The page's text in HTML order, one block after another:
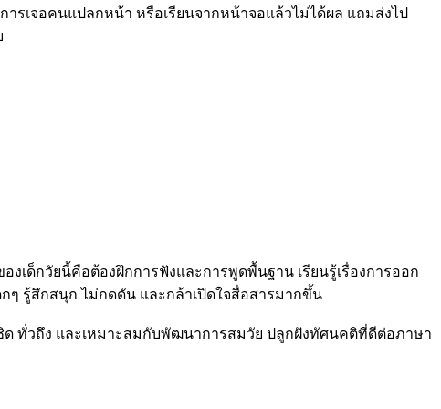
เจอคนแปลกหน้า หรือเรียนจากหน้าจอแล้วไม่ได้ผล แถมส่งไป
เด็กวัยนี้คือต้องฝึกการฟังและการพูดพื้นฐาน เรียนรู้เรื่องการออก
กๆ รู้สึกสนุก ไม่กดดัน และกล้าเปิดใจสื่อสารมากขึ้น
ด ทั่วถึง และเหมาะสมกับพัฒนาการสมวัย ปลูกฝังทัศนคติที่ดีต่อภาษา